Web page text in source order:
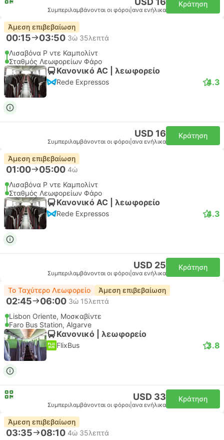
Συμπεριλαμβάνονται οι φόροι ανα ενήλικα
Κράτηση
Άμεση επιβεβαίωση
00:15 03:50 3ώ 35λεπτά
Λισαβόνα Ρ ντε Καμπολίντ
Σταθμός Λεωφορείων Φάρο
Κανονικό AC | λεωφορείο
Rede Expressos 4.3
USD 16
Συμπεριλαμβάνονται οι φόροι ανα ενήλικα
Κράτηση
Άμεση επιβεβαίωση
01:00 05:00 4ώ
Λισαβόνα Ρ ντε Καμπολίντ
Σταθμός Λεωφορείων Φάρο
Κανονικό AC | λεωφορείο
Rede Expressos 4.3
USD 25
Συμπεριλαμβάνονται οι φόροι ανα ενήλικα
Κράτηση
Το Ταχύτερο Λεωφορείο Άμεση επιβεβαίωση
02:45 06:00 3ώ 15λεπτά
Lisbon Oriente, Μοσκαβίντε
Faro Bus Station, Algarve
Κανονικό | λεωφορείο
FlixBus 3.8
USD 33
Συμπεριλαμβάνονται οι φόροι ανα ενήλικα
Κράτηση
Άμεση επιβεβαίωση
03:35 08:10 4ώ 35λεπτά